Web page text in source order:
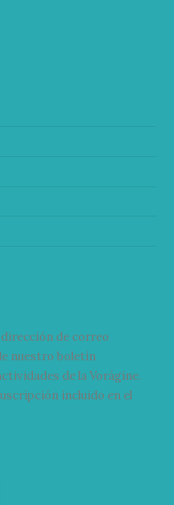
dirección de correo
nuestro boletín
de la Vorágine.
incluido en el